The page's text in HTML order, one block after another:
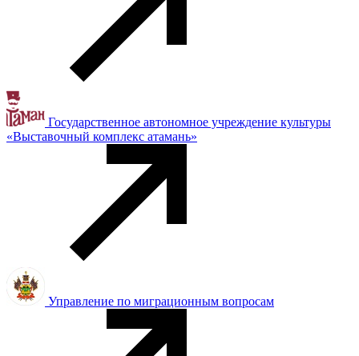
Государственное автономное учреждение культуры
«Выставочный комплекс атамань»
Управление по миграционным вопросам